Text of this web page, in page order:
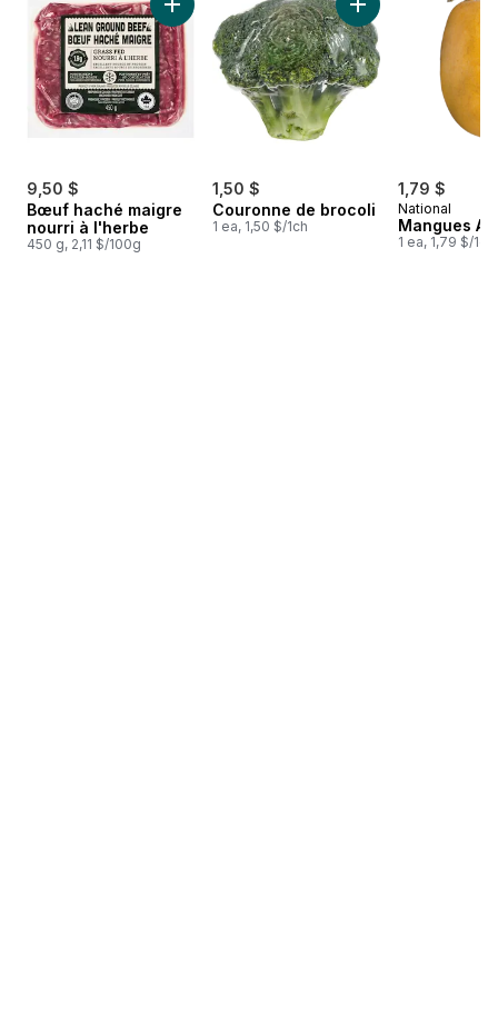
9,50 $
Bœuf haché maigre
nourri à l'herbe
450 g, 2,11 $/100g
Ajouter Bœuf haché maigre nourri à l'herbe
1,50 $
Couronne de brocoli
1 ea, 1,50 $/1ch
Ajouter Couronne
1,79 $
National
Mangues
1 ea, 1,79 $/1ch